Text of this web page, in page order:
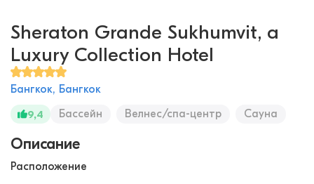
Sheraton Grande Sukhumvit, a
Luxury Collection Hotel
Бангкок, Бангкок
9,4
Бассейн Велнес/спа-центр Сауна
Описание
Расположение